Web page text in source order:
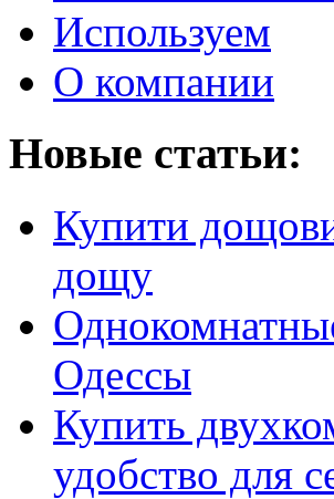
Используем
О компании
Новые статьи:
Купити
дощу
Одессы
Купить
удобство для